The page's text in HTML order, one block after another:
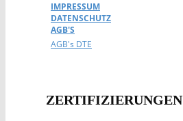
IMPRESSUM
DATENSCHUTZ
AGB'S
AGB's DTE
ZERTIFIZIERUNG​EN